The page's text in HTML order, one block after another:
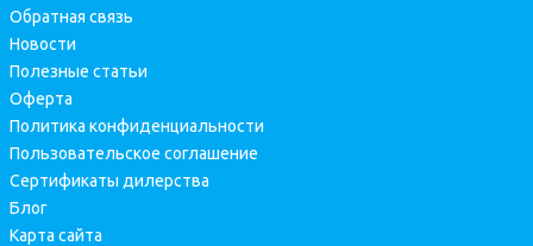
Обратная связь
Новости
Полезные статьи
Оферта
Политика конфиденциальности
Пользовательское соглашение
Сертификаты дилерства
Блог
Карта сайта